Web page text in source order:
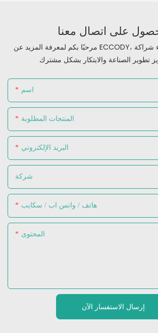
على اتصال معنا
مرحبًا بكم لمعرفة المزيد عن ECCODY، ونحن نتطلع إلى بناء شراكة
اسم
المنتجات المطلوبة
البريد الإلكتروني
شركة
هاتف / واتس اب / سكايب
المحتوى
إرسال الاستفسار الآن